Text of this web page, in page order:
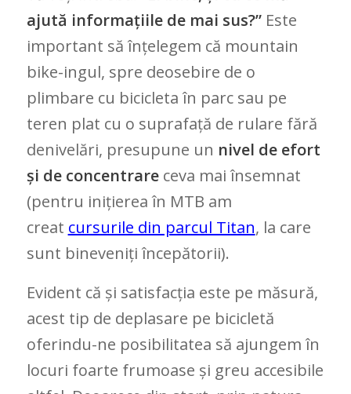
ajută informațiile de mai sus?”Este
important să înțelegem că mountain
bike-ingul, spre deosebire de o
plimbare cu bicicleta în parc sau pe
teren plat cu o suprafață de rulare fără
denivelări, presupune un nivel de efort
și de concentrareceva mai însemnat
(pentru inițierea în MTB am
creat cursurile din parcul Titan, la care
sunt bineveniți începătorii).
Evident că și satisfacția este pe măsură,
acest tip de deplasare pe bicicletă
oferindu-ne posibilitatea să ajungem în
locuri foarte frumoase și greu accesibile